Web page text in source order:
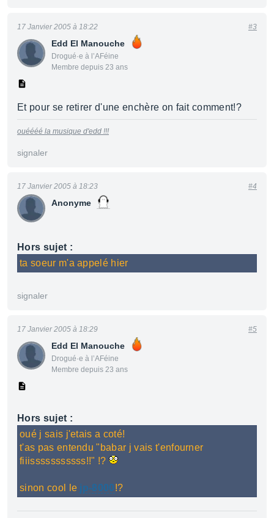
Edd El Manouche
Drogué·e à l’AFéine
Membre depuis 23 ans
17 Janvier 2005 à 18:22 #3
Et pour se retirer d'une enchère on fait comment!?
ouéééé la musique d'edd !!!
signaler
Anonyme
17 Janvier 2005 à 18:23 #4
Hors sujet :
ta soeur m'a appelé hier
signaler
Edd El Manouche
Drogué·e à l’AFéine
Membre depuis 23 ans
17 Janvier 2005 à 18:29 #5
Hors sujet :
oué j sais j'etais a coté!
t'as pas entendu "babar j vais t'enfourner
fiiisssssssssss!!" !?
sinon cool le jp-8000!?